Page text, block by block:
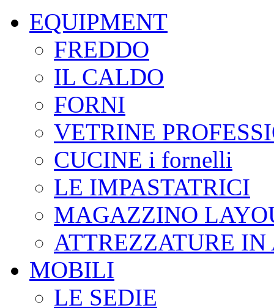
EQUIPMENT
FREDDO
IL CALDO
FORNI
VETRINE
CUCINE i fornelli
LE IMPASTATRICI
MAGAZZINO
ATTREZZATURE
MOBILI
LE SEDIE